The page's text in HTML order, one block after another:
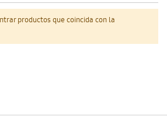
productos que coincida con la